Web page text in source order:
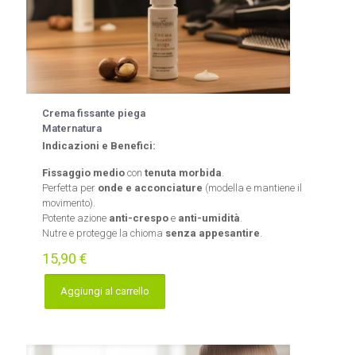
Crema fissante piega
Maternatura
Indicazioni e Benefici:
Fissaggio medio con tenuta morbida.
Perfetta per onde e acconciature (modella e mantiene il
movimento).
Potente azione anti-crespo e anti-umidità.
Nutre e protegge la chioma senza appesantire.
15,90 €
Aggiungi al carrello